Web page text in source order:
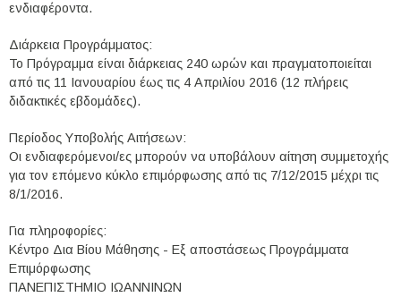
ενδιαφέροντα.
Διάρκεια Προγράμματος:
Το Πρόγραμμα είναι διάρκειας 240 ωρών και πραγματοποιείται
από τις 11 Ιανουαρίου έως τις 4 Απριλίου 2016 (12 πλήρεις
διδακτικές εβδομάδες).
Περίοδος Υποβολής Αιτήσεων:
Οι ενδιαφερόμενοι/ες μπορούν να υποβάλουν αίτηση συμμετοχής
για τον επόμενο κύκλο επιμόρφωσης από τις 7/ 12/ 2015 μέχρι τις
8/1/2016.
Για πληροφορίες:
Κέντρο Δια Βίου Μάθησης - Εξ αποστάσεως Προγράμματα
Επιμόρφωσης
ΠΑΝΕΠΙΣΤΗΜΙΟ ΙΩΑΝΝΙΝΩΝ